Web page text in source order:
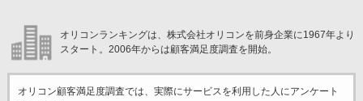
オリコンランキングは、株式会社オリコンを前身企業に1967年より
スタート。2006年からは顧客満足度調査を開始。
オリコン顧客満足度調査では、実際にサービスを利用した 人にアンケート